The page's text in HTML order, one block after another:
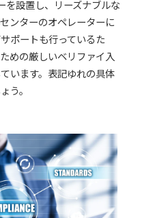
を設置し、リーズナブルな
ンターのオペレーターに
ポートも行っているた
めの厳しいベリファイ入
います。表記ゆれの具体
う。